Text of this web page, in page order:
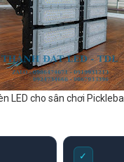
LED cho sân chơi Pickleball
✓